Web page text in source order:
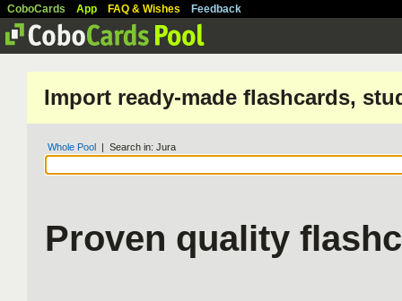
CoboCards App FAQ & Wishes Feedback
Import ready-made flashcards,
Whole Pool | Search in: Jura
Proven quality